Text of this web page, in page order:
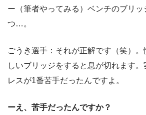
ー（筆者やってみる）ベンチのブリ
つ…。
ごうき選手：それが正解です（笑）
しいブリッジをすると息が切れます
レスが1番苦手だったんですよ。
ーえ、苦手だったんですか？